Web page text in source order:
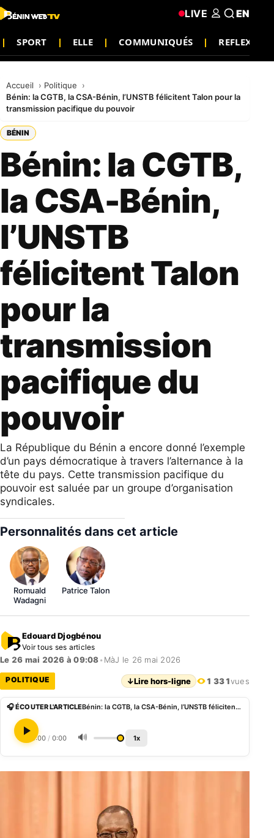
SPORT ELLE COMMUNIQUÉS REFLEXION
LIVE EN
Accueil
Politique
Bénin: la CGTB, la CSA-Bénin, l’UNSTB félicitent Talon pour la
transmission pacifique du pouvoir
BÉNIN
Bénin: la CGTB,
la CSA-Bénin,
l’UNSTB
félicitent Talon
pour la
transmission
pacifique du
pouvoir
La République du Bénin a encore donné l’exemple
d’un pays démocratique à travers l’alternance à la
tête du pays. Cette transmission pacifique du
pouvoir est saluée par un groupe d’organisation
syndicales.
Personnalités dans cet article
Romuald
Wadagni
Patrice Talon
Edouard Djogbénou
Voir tous ses articles
Le 26 mai 2026 à 09:08• MàJ le 26 mai 2026
POLITIQUE ↓Lire hors-ligne 1 331vues
🎧 ÉCOUTER L'ARTICLE Bénin: la CGTB, la CSA-Bénin, l’UNSTB félicitent Talon pour la transmission pacifique du pouvoir
0:00 / 0:00 🔊 1x